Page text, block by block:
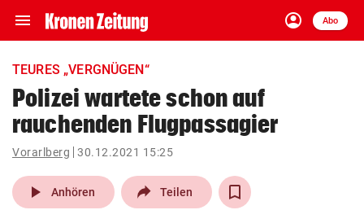
menu Navigation
ein-/ausklappen
account_circle
Anmelden
Abo
close Schließen
account_circle Anmelden
arrow_right
pin_drop
Wien arrow_right
TEURES „VERGNÜGEN“
Polizei wartete schon auf
rauchenden Flugpassagier
Vorarlberg 30.12.2021 15:25
play_arrow Anhören Teilen